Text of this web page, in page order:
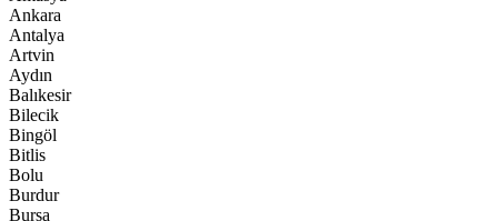
Ankara
Antalya
Artvin
Aydın
Balıkesir
Bilecik
Bingöl
Bitlis
Bolu
Burdur
Bursa